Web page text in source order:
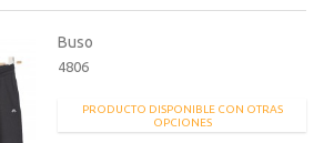
Buso
4806
PRODUCTO DISPONIBLE CON OTRAS
OPCIONES